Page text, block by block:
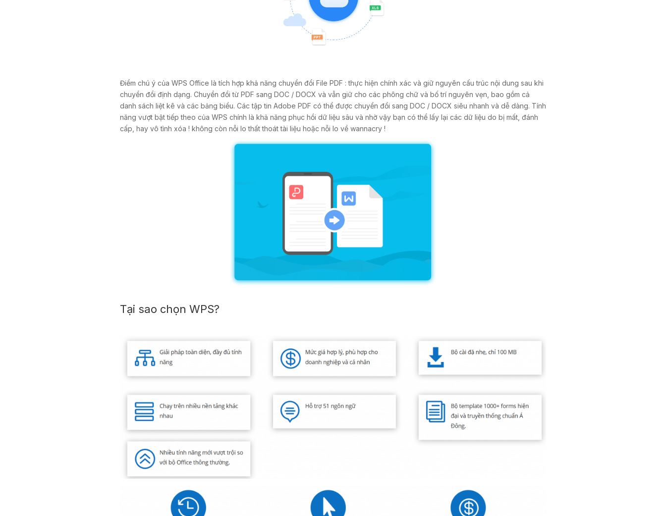
Điểm chú ý của WPS Office là tích hợp khả năng chuyển đổi File PDF : thực hiện chính xác và giữ nguyên cấu trúc nội dung sau khi
chuyển đổi định dạng. Chuyển đổi từ PDF sang DOC / DOCX và vẫn giữ cho các phông chữ và bố trí nguyên vẹn, bao gồm cả
danh sách liệt kê và các bảng biểu. Các tập tin Adobe PDF có thể được chuyển đổi sang DOC / DOCX siêu nhanh và dễ dàng. Tính
năng vượt bật tiếp theo của WPS chính là khả năng phục hồi dữ liệu sâu và nhờ vậy bạn có thể lấy lại các dữ liệu do bị mất, đánh
cấp, hay vô tình xóa ! không còn nỗi lo thất thoát tài liệu hoặc nỗi lo về wannacry !
Tại sao chọn WPS?